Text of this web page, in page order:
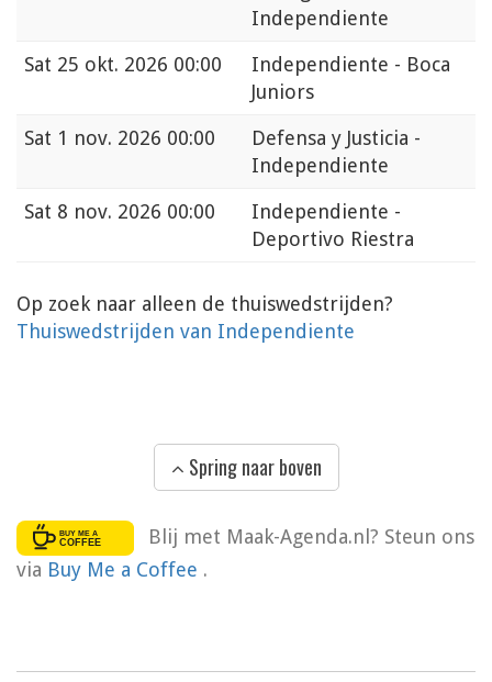
Independiente
Sat 25 okt. 2026 00:00
Independiente - Boca
Juniors
Sat 1 nov. 2026 00:00
Defensa y Justicia -
Independiente
Sat 8 nov. 2026 00:00
Independiente -
Deportivo Riestra
Op zoek naar alleen de thuiswedstrijden?
Thuiswedstrijden van Independiente
Spring naar boven
Blij met Maak-Agenda.nl? Steun ons
via Buy Me a Coffee .